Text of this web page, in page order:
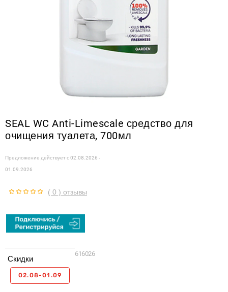
SEAL WC Anti-Limescale средство для
очищения туалета, 700мл
Предложение действует с02.08.2026 -
01.09.2026
( 0 ) отзывы
616026
Скидки
02.08-01.09